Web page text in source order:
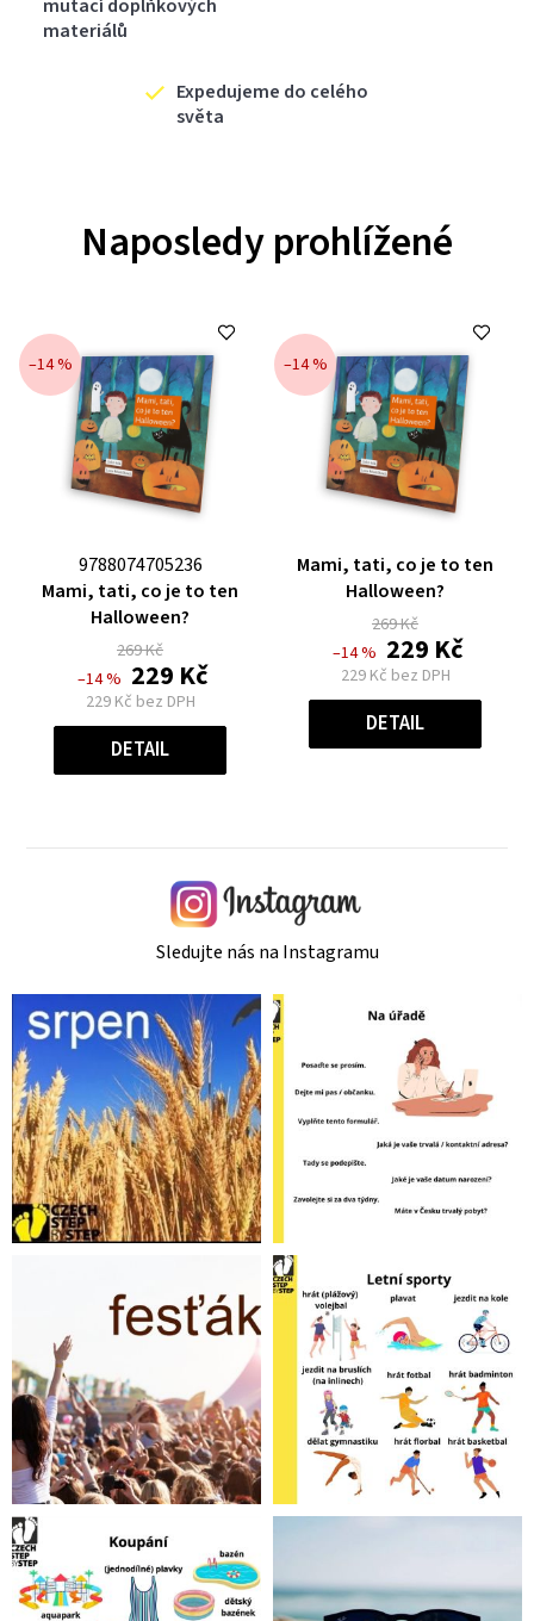
mutací doplňkových
materiálů
Expedujeme do celého
světa
Naposledy prohlížené
–14 %
9788074705236
Průměrné
hodnocení
produktu
je
0,0
z
5
hvězdiček.
Mami, tati, co je to ten
Halloween?
269 Kč
–14 % 229 Kč
229 Kč bez DPH
Měrná
cena:
DETAIL
–14 %
Průměrné
hodnocení
produktu
je
0,0
z
5
hvězdiček.
Mami, tati, co je to ten
Halloween?
269 Kč
–14 % 229 Kč
229 Kč bez DPH
Měrná
cena:
DETAIL
Sledujte nás na Instagramu